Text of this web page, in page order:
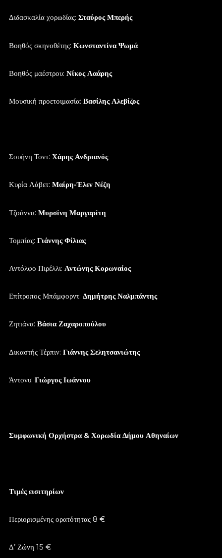
Διδασκαλία χορωδίας: Σταύρος Μπερής
Βοηθός σκηνοθέτης: Κωνσταντίνα Ψωμά
Βοηθός μαέστρου: Νίκος Λαάρης
Μουσική προετοιμασία: Βασίλης Αλεβίζος
Σουήνη Τοντ: Χάρης Ανδριανός
Κυρία Λάβετ: Μαίρη-Έλεν Νέζη
Τζοάννα: Μυρσίνη Μαργαρίτη
Τομπίας: Γιάννης Φίλιας
Αντόλφο Πιρέλλι: Αντώνης Κορωναίος
Επίτροπος Μπάμφορντ: Δημήτρης Ναλμπάντης
Ζητιάνα: Βάσια Ζαχαροπούλου
Δικαστής Τέρπιν: Γιάννης Σελητσανιώτης
Άντονυ: Γιώργος Ιωάννου
Συμφωνική Ορχήστρα & Χορωδία Δήμου Αθηναίων
Τιμές εισιτηρίων
Περιορισμένης ορατότητας 8 €
Δ’ Ζώνη 15 €